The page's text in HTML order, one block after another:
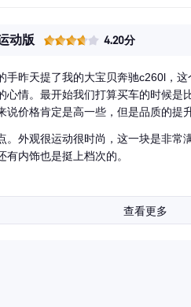
动版 4.20分
手昨天提了我的大宝贝奔驰c260l，
心情。最开始我们打算买车的时候是
说价格肯定是高一些，但是品质的提
。外观很运动很时尚，这一块是非
内饰也是挺上档次的。
查看更多